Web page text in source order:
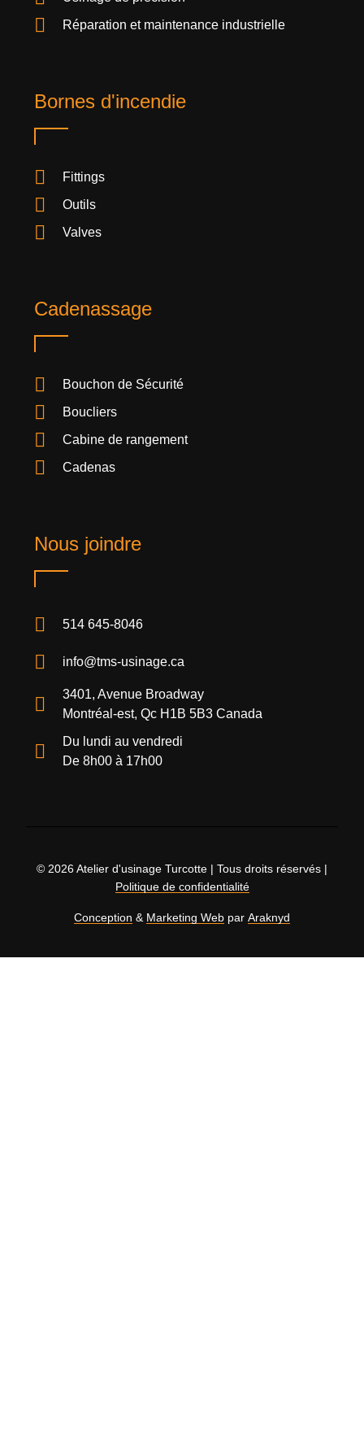
Réparation et maintenance industrielle
Bornes d'incendie
Fittings
Outils
Valves
Cadenassage
Bouchon de Sécurité
Boucliers
Cabine de rangement
Cadenas
Nous joindre
514 645-8046
info@tms-usinage.ca
3401, Avenue Broadway
Montréal-est, Qc H1B 5B3 Canada
Du lundi au vendredi
De 8h00 à 17h00
© 2026 Atelier d'usinage Turcotte | Tous droits réservés |
Politique de confidentialité
Conception & Marketing Web par Araknyd